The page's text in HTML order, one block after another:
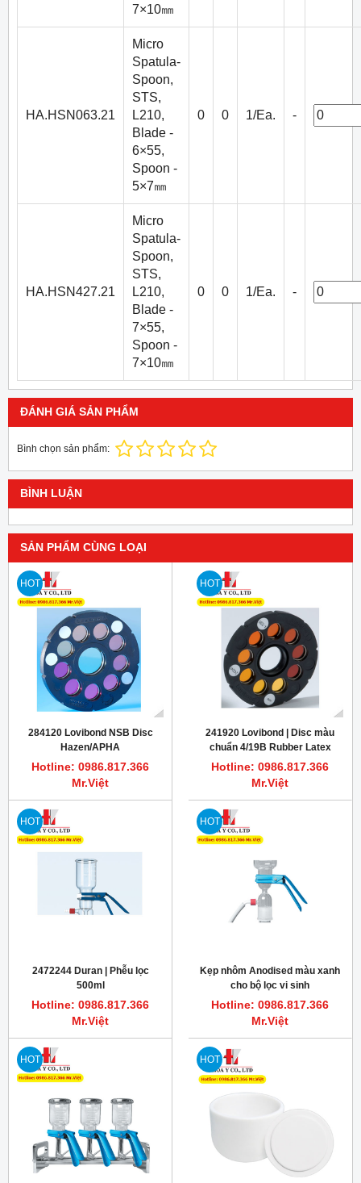
7×10㎜
HA.HSN063.21
Micro
Spatula-
Spoon,
STS,
L210,
Blade -
6×55,
Spoon -
5×7㎜
0 0 1/Ea. -
HA.HSN427.21
Micro
Spatula-
Spoon,
STS,
L210,
Blade -
7×55,
Spoon -
7×10㎜
0 0 1/Ea. -
ĐÁNH GIÁ SẢN PHẨM
Bình chọn sản phẩm:
BÌNH LUẬN
SẢN PHẨM CÙNG LOẠI
HOT
284120 Lovibond NSB Disc
Hazen/APHA
Hotline: 0986.817.366
Mr.Việt
HOT
241920 Lovibond | Disc màu
chuẩn 4/19B Rubber Latex
Hotline: 0986.817.366
Mr.Việt
HOT
2472244 Duran | Phễu lọc
500ml
Hotline: 0986.817.366
Mr.Việt
HOT
Kẹp nhôm Anodised màu xanh
cho bộ lọc vi sinh
Hotline: 0986.817.366
Mr.Việt
HOT HOT